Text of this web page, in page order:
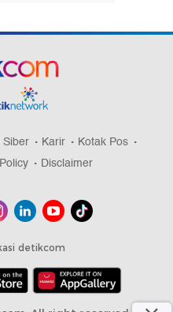
Karir
Kotak Pos
Disclaimer
detikcom